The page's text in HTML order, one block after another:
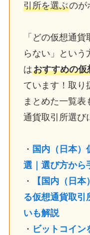
引所を選ぶのが
「どの仮想通
らない」という
はおすすめの仮
ています！取り
まとめた一覧表
通貨取引所選び
・ 国内（日本）
選｜選び方から
・
【国内（日
る仮想通貨取引
いも解説
・ ビットコイン